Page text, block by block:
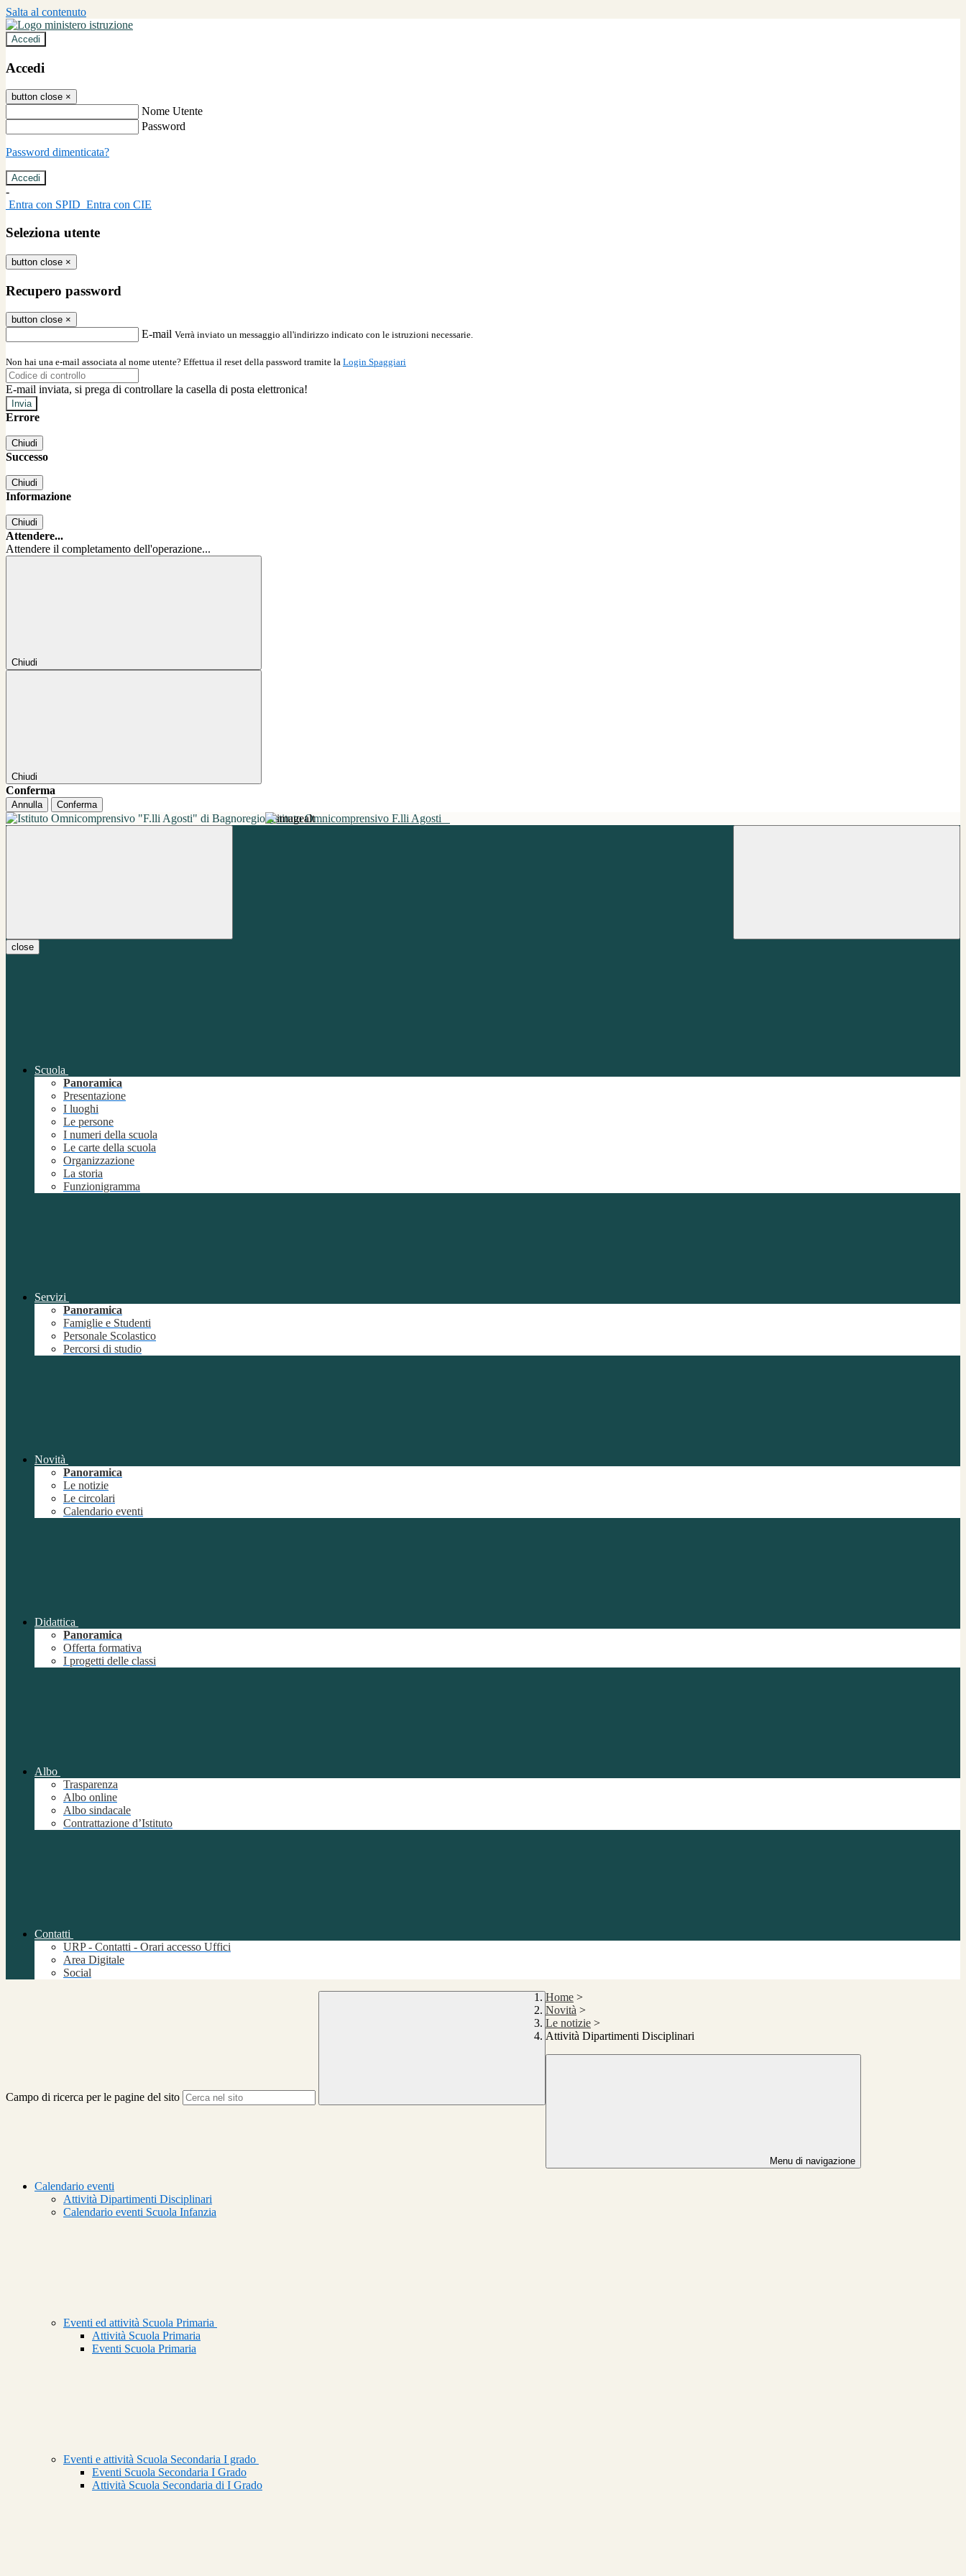
Salta al contenuto
Accedi
Accedi
button close ×
Nome Utente
Password
Password dimenticata?
-
Entra con SPID Entra con CIE
Seleziona utente
button close ×
Recupero password
button close ×
E-mail Verrà inviato un messaggio all'indirizzo indicato con le istruzioni necessarie.
Non hai una e-mail associata al nome utente? Effettua il reset della password tramite la Login Spaggiari
E-mail inviata, si prega di controllare la casella di posta elettronica!
Errore
Chiudi
Successo
Chiudi
Informazione
Chiudi
Attendere...
Attendere il completamento dell'operazione...
Chiudi
Chiudi
Conferma
Annulla Conferma
Istituto Omnicomprensivo F.lli Agosti
close
Scuola
Panoramica
Presentazione
I luoghi
Le persone
I numeri della scuola
Le carte della scuola
Organizzazione
La storia
Funzionigramma
Servizi
Panoramica
Famiglie e Studenti
Personale Scolastico
Percorsi di studio
Novità
Panoramica
Le notizie
Le circolari
Calendario eventi
Didattica
Panoramica
Offerta formativa
I progetti delle classi
Albo
Trasparenza
Albo online
Albo sindacale
Contrattazione d’Istituto
Contatti
URP - Contatti - Orari accesso Uffici
Area Digitale
Social
Campo di ricerca per le pagine del sito
Home >
Novità >
Le notizie >
Attività Dipartimenti Disciplinari
Menu di navigazione
Calendario eventi
Attività Dipartimenti Disciplinari
Calendario eventi Scuola Infanzia
Eventi ed attività Scuola Primaria
Attività Scuola Primaria
Eventi Scuola Primaria
Eventi e attività Scuola Secondaria I grado
Eventi Scuola Secondaria I Grado
Attività Scuola Secondaria di I Grado